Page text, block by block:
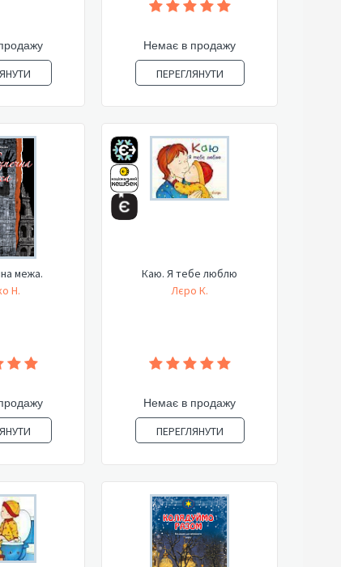
Немає в продажу
ПЕРЕГЛЯНУТИ
межа.
Н.
Каю. Я тебе люблю
Лєро К.
Немає в продажу
ПЕРЕГЛЯНУТИ